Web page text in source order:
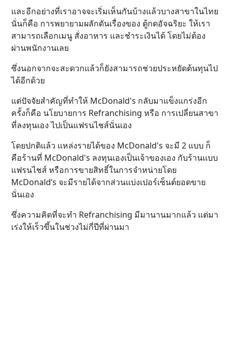
และอีกอย่างที่เราอาจจะเริ่มเห็นกันบ้างแล้วบางสาขาในไทย
นั่นก็คือ การพยายามผลักดันเรื่องของ ตู้กดอัจฉริยะ ให้เรา
สามารถเลือกเมนู สั่งอาหาร และชำระเงินได้ โดยไม่ต้อง
ผ่านพนักงานเลย
ซึ่งนอกจากจะสะดวกแล้วก็ยังสามารถช่วยประหยัดต้นทุนไป
ได้อีกด้วย
แต่ปัจจัยสำคัญที่ทำให้ McDonald's กลับมาแข็งแกร่งอีก
ครั้งก็คือ นโยบายการ Refranchising หรือ การเปลี่ยนสาขา
ที่ลงทุนเอง ไปเป็นแฟรนไชส์นั่นเอง
โดยปกติแล้ว แหล่งรายได้ของ McDonald's จะมี 2 แบบ ก็
คือร้านที่ McDonald's ลงทุนเองเป็นเจ้าของเอง กับร้านแบบ
แฟรนไชส์ หรือการขายสิทธิ์ในการจำหน่ายโดย
McDonald’s จะมีรายได้จากส่วนแบ่งเปอร์เซ็นต์ยอดขาย
นั่นเอง
ซึ่งความคิดที่จะทำ Refranchising มีมานานมากแล้ว แต่มา
เร่งให้เร็วขึ้นในช่วงไม่กี่ปีที่ผ่านมา